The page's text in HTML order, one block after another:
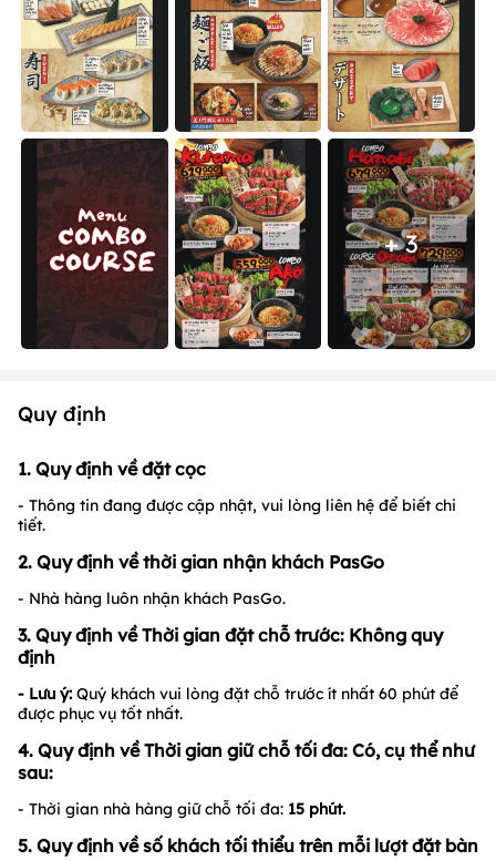
+ 3
Quy định
1. Quy định về đặt cọc
- Thông tin đang được cập nhật, vui lòng liên hệ để biết chi
tiết.
2. Quy định về thời gian nhận khách PasGo
- Nhà hàng luôn nhận khách PasGo.
3. Quy định về Thời gian đặt chỗ trước: Không quy
định
- Lưu ý: Quý khách vui lòng đặt chỗ trước ít nhất 60 phút để
được phục vụ tốt nhất.
4. Quy định về Thời gian giữ chỗ tối đa: Có, cụ thể như
sau:
- Thời gian nhà hàng giữ chỗ tối đa: 15 phút.
5. Quy định về số khách tối thiểu trên mỗi lượt đặt bàn